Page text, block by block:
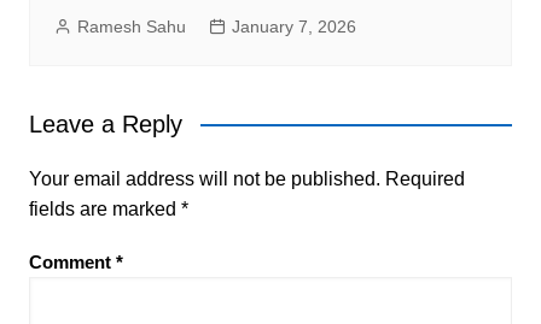
Ramesh Sahu January 7, 2026
Leave a Reply
Your email address will not be published. Required
fields are marked *
Comment *